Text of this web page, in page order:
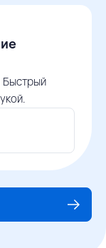
Быстрый